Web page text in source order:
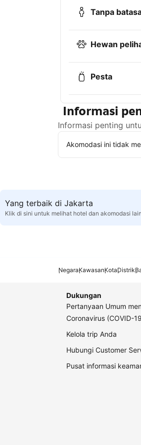
Tanpa
Hewan
Pesta
Informasi
Informasi penting
Akomodasi ini tidak
Yang terbaik di Jakarta
Klik di sini untuk melihat hotel dan akomodasi
NegaraKawasanKotaDistrik
Dukungan
Pertanyaan Umum
Coronavirus (COVID-
Kelola trip Anda
Hubungi Customer
Pusat informasi